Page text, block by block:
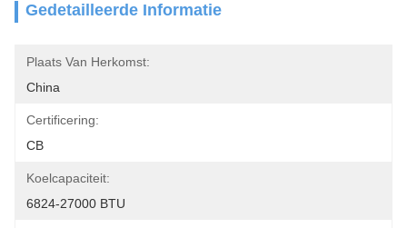
Gedetailleerde Informatie
Plaats Van Herkomst:
China
Certificering:
CB
Koelcapaciteit:
6824-27000 BTU